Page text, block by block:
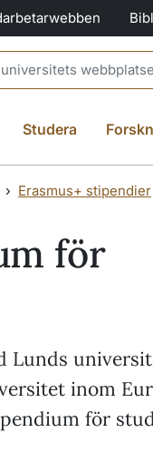
Studera
Erasmus+ stipendier
för
Lunds
inom
för